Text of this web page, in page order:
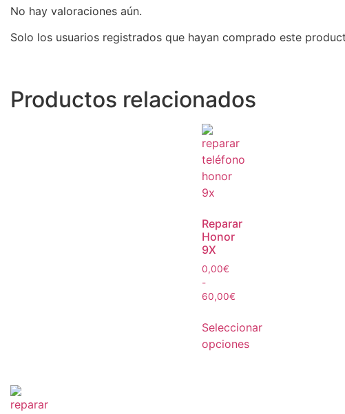
No hay valoraciones aún.
Solo los usuarios registrados que hayan comprado este
Productos relacionados
Reparar
Honor
9X
0,00€
-
60,00€
Seleccionar
opciones